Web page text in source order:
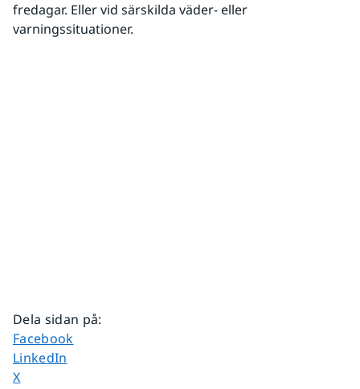
fredagar. Eller vid särskilda väder- eller
varningssituationer.
Dela sidan på:
Dela sidan på
Facebook
Dela sidan på
LinkedIn
Dela sidan på
X